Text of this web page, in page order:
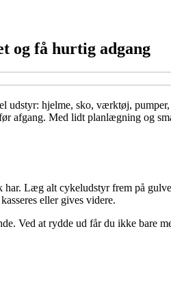
og få hurtig adgang
hjelme, sko, værktøj,
afgang. Med lidt planlægning og
Læg alt cykeludstyr frem på
eller gives videre.
Ved at rydde ud får du ikke bare